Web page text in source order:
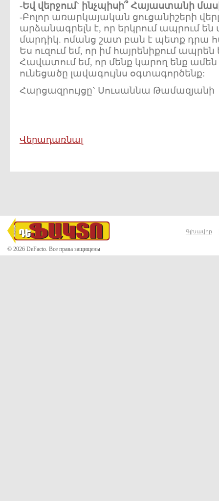
-Եվ վերջում` ինչպիսի՞ Հայաստանի
-Բոլոր առարկայական ցուցանիշերի
արձանագրելն է, որ երկրում ապրում են
մարդիկ. ոմանց շատ բան է պետք դրա
Ես ուզում եմ, որ իմ հայրենիքում
Հավատում եմ, որ մենք կարող ենք ամեն
ունեցածը լավագույնս օգտագործենք:
Հարցազրույցը` Սուսաննա Թամազյանի
Վերադառնալ
© 2026 DeFacto. Все права защищены
Գլխավոր